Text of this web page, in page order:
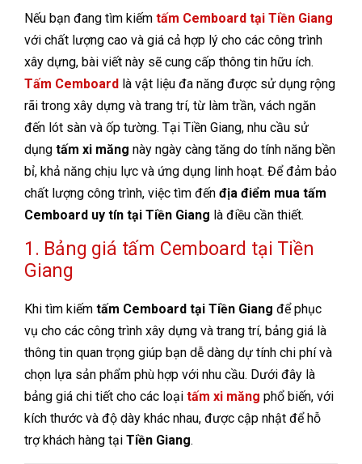
Nếu bạn đang tìm kiếm tấm Cemboard tại Tiền Giang
với chất lượng cao và giá cả hợp lý cho các công trình
xây dựng, bài viết này sẽ cung cấp thông tin hữu ích.
Tấm Cemboard là vật liệu đa năng được sử dụng rộng
rãi trong xây dựng và trang trí, từ làm trần, vách ngăn
đến lót sàn và ốp tường. Tại Tiền Giang, nhu cầu sử
dụng tấm xi măng này ngày càng tăng do tính năng bền
bỉ, khả năng chịu lực và ứng dụng linh hoạt. Để đảm bảo
chất lượng công trình, việc tìm đến địa điểm mua tấm
Cemboard uy tín tại Tiền Giang là điều cần thiết.
1. Bảng giá tấm Cemboard tại Tiền
Giang
Khi tìm kiếm tấm Cemboard tại Tiền Giang để phục
vụ cho các công trình xây dựng và trang trí, bảng giá là
thông tin quan trọng giúp bạn dễ dàng dự tính chi phí và
chọn lựa sản phẩm phù hợp với nhu cầu. Dưới đây là
bảng giá chi tiết cho các loại tấm xi măng phổ biến, với
kích thước và độ dày khác nhau, được cập nhật để hỗ
trợ khách hàng tại Tiền Giang.